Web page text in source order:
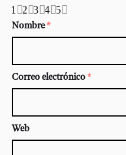
5
4
3
2
1
Nombre*
Correo electrónico *
Web